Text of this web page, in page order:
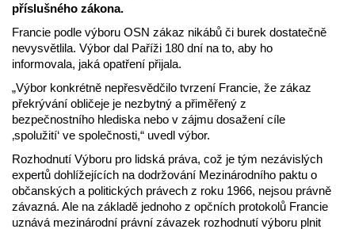
příslušného zákona.
Francie podle výboru OSN zákaz nikábů či burek dostatečně
nevysvětlila. Výbor dal Paříži 180 dní na to, aby ho
informovala, jaká opatření přijala.
„Výbor konkrétně nepřesvědčilo tvrzení Francie, že zákaz
překrývání obličeje je nezbytný a přiměřený z
bezpečnostního hlediska nebo v zájmu dosažení cíle
‚spolužití‘ ve společnosti,“ uvedl výbor.
Rozhodnutí Výboru pro lidská práva, což je tým nezávislých
expertů dohlížejících na dodržování Mezinárodního paktu o
občanských a politických právech z roku 1966, nejsou právně
závazná. Ale na základě jednoho z opčních protokolů Francie
uznává mezinárodní právní závazek rozhodnutí výboru plnit